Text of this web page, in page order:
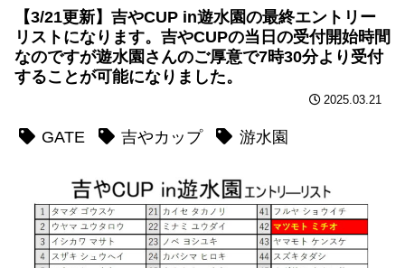
【3/21更新】吉やCUP in遊水園の最終エントリー
リストになります。吉やCUPの当日の受付開始時間
なのですが遊水園さんのご厚意で7時30分より受付
することが可能になりました。
2025.03.21
GATE 吉やカップ 游水園